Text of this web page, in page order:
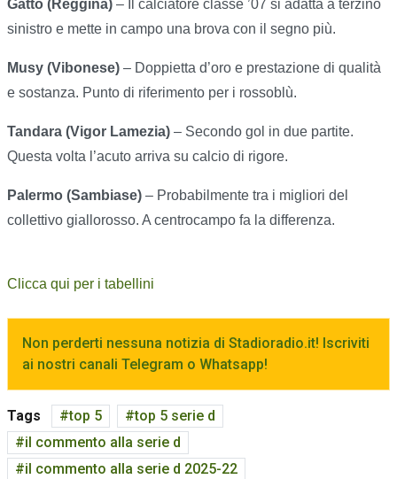
Gatto (Reggina) – Il calciatore classe ’07 si adatta a terzino
sinistro e mette in campo una brova con il segno più.
Musy (Vibonese) – Doppietta d’oro e prestazione di qualità
e sostanza. Punto di riferimento per i rossoblù.
Tandara (Vigor Lamezia) – Secondo gol in due partite.
Questa volta l’acuto arriva su calcio di rigore.
Palermo (Sambiase) – Probabilmente tra i migliori del
collettivo giallorosso. A centrocampo fa la differenza.
Clicca qui per i tabellini
Non perderti nessuna notizia di Stadioradio.it! Iscriviti
ai nostri canali Telegram o Whatsapp!
Tags top 5
top 5 serie d
il commento alla serie d
il commento alla serie d 2025-22